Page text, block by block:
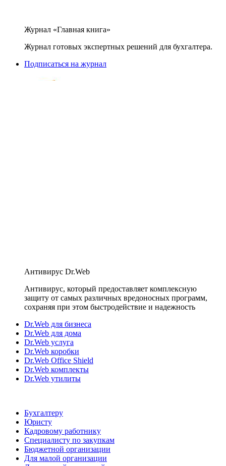
Журнал «Главная книга»
Журнал готовых экспертных решений для бухгалтера.
Подписаться на журнал
Антивирус Dr.Web
Антивирус, который предоставляет комплексную
защиту от самых различных вредоносных программ,
сохраняя при этом быстродействие и надежность
Dr.Web для бизнеса
Dr.Web для дома
Dr.Web услуга
Dr.Web коробки
Dr.Web Office Shield
Dr.Web комплекты
Dr.Web утилиты
Бухгалтеру
Юристу
Кадровому работнику
Специалисту по закупкам
Бюджетной организации
Для малой организации